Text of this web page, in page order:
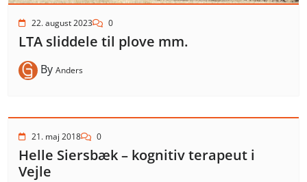
22. august 2023 0
LTA sliddele til plove mm.
By Anders
21. maj 2018 0
Helle Siersbæk – kognitiv terapeut i
Vejle